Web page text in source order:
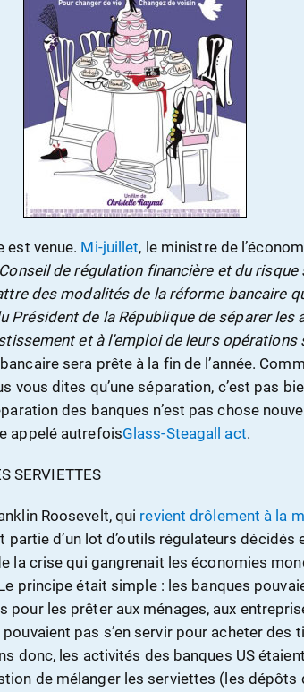
est venue. Mi-juillet, le ministre de
de régulation financière et du
des modalités de la réforme bancaire
Président de la République de séparer les
et à l’emploi de leurs opérations
sera prête à la fin de l’année.
vous dites qu’une séparation, c’est pas
des banques n’est pas chose
appelé autrefoisGlass-Steagall act.
SERVIETTES
Roosevelt, qui revient drôlement à la
partie d’un lot d’outils régulateurs décidés
la crise qui gangrenait les économies
principe était simple : les banques
pour les prêter aux ménages, aux
pas s’en servir pour acheter des
donc, les activités des banques US
de mélanger les serviettes (les dépôts